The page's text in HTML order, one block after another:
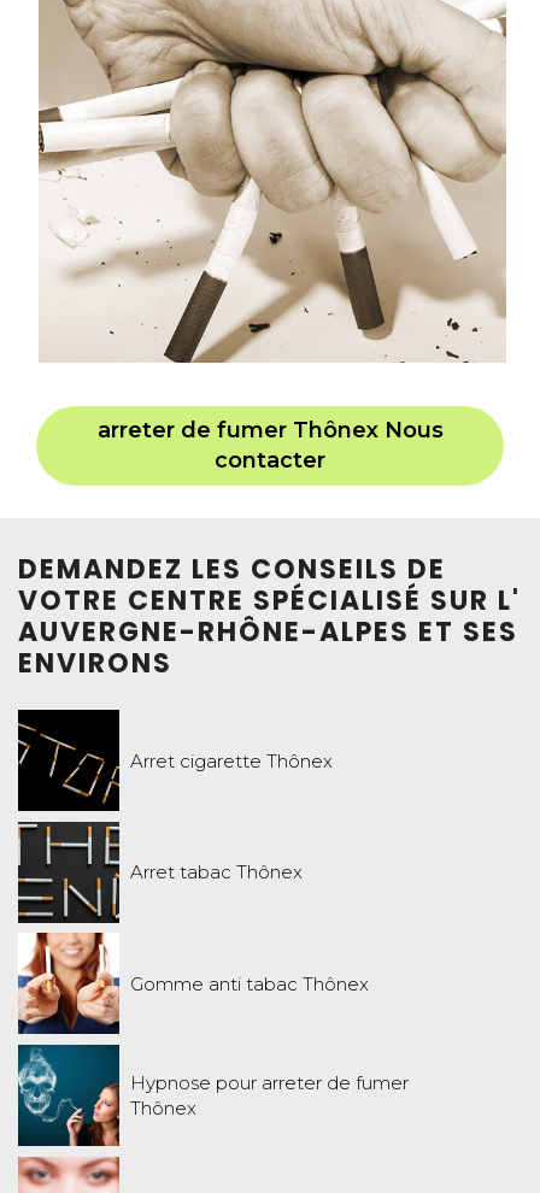
arreter de fumer Thônex Nous
contacter
DEMANDEZ LES CONSEILS DE
VOTRE CENTRE SPÉCIALISÉ SUR L'
AUVERGNE-RHÔNE-ALPES ET SES
ENVIRONS
Arret cigarette Thônex
Arret tabac Thônex
Gomme anti tabac Thônex
Hypnose pour arreter de fumer
Thônex